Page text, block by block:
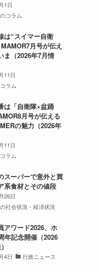
1日
コラム
は“スイマー自衛
月号が伝え
ま（2026年7月情
11日
ラム
は「自衛隊×盆踊
月号が伝える
の魅力（2026年
11日
ラム
スーパーで意外と買
系食材とその値段
26日
社会状況・経済状況
アワード2026、ホ
年記念開催（2026
4日 行政ニュース